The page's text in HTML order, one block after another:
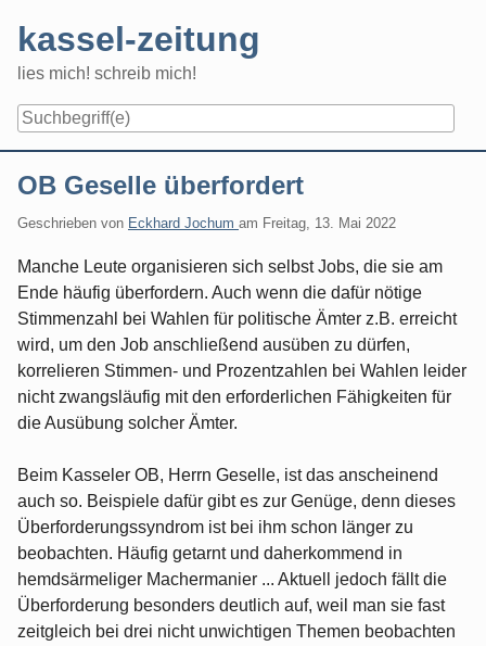
content
kassel-zeitung
lies mich! schreib mich!
OB Geselle überfordert
Geschrieben von Eckhard Jochum am Freitag, 13. Mai 2022
Manche Leute organisieren sich selbst Jobs, die sie am
Ende häufig überfordern. Auch wenn die dafür nötige
Stimmenzahl bei Wahlen für politische Ämter z.B. erreicht
wird, um den Job anschließend ausüben zu dürfen,
korrelieren Stimmen- und Prozentzahlen bei Wahlen leider
nicht zwangsläufig mit den erforderlichen Fähigkeiten für
die Ausübung solcher Ämter.
Beim Kasseler OB, Herrn Geselle, ist das anscheinend
auch so. Beispiele dafür gibt es zur Genüge, denn dieses
Überforderungssyndrom ist bei ihm schon länger zu
beobachten. Häufig getarnt und daherkommend in
hemdsärmeliger Machermanier ... Aktuell jedoch fällt die
Überforderung besonders deutlich auf, weil man sie fast
zeitgleich bei drei nicht unwichtigen Themen beobachten